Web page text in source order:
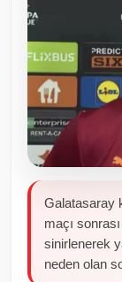
Sivil Toplum
Kamu
Resmi Reklamlar
Galatasaray
maçı
sinirlenerek
neden olan